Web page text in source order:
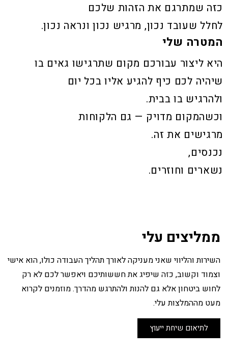
כזה שמתרגם את הזהות שלכם
לחלל שעובד נכון, מרגיש נכון ונראה נכון.
המטרה שלי
היא ליצור עבורכם מקום שתרגישו גאים בו
שיהיה לכם כיף להגיע אליו בכל יום
ולהרגיש בו בבית.
וכשהמקום מדויק — גם הלקוחות
מרגישים את זה.
נכנסים,
נשארים וחוזרים.
ממליצים עלי
השירות והליווי שאני מעניקה לאורך תהליך העבודה כולו, הוא אישי
וצמוד וקשוב, כזה שיפיג את חששותיכם ויאפשר לכם לא רק
לחוש ביטחון אלא גם להנות ולהתרגש מהדרך. מוזמנים לקרוא
מעט מההמלצות עלי.
לתיאום שיחת ייעוץ